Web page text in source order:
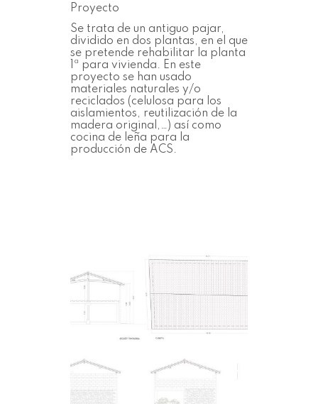
Proyecto
Se trata de un antiguo pajar,
dividido en dos plantas, en el que
se pretende rehabilitar la planta
1ª para vivienda. En este
proyecto se han usado
materiales naturales y/o
reciclados (celulosa para los
aislamientos, reutilización de la
madera original,…) así como
cocina de leña para la
producción de ACS.